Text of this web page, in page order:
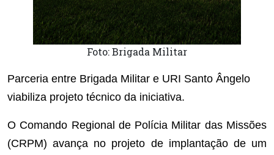
Foto: Brigada Militar
Parceria entre Brigada Militar e URI Santo Ângelo
viabiliza projeto técnico da iniciativa.
O Comando Regional de Polícia Militar das Missões
(CRPM) avança no projeto de implantação de um